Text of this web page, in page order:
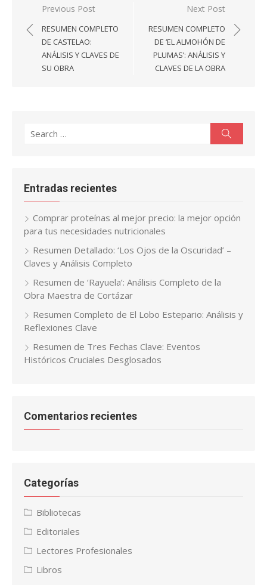
Navegación
de
entradas
Previous Post
RESUMEN COMPLETO
DE CASTELAO:
ANÁLISIS Y CLAVES DE
SU OBRA
Next Post
RESUMEN COMPLETO
DE ‘EL ALMOHÓN DE
PLUMAS’: ANÁLISIS Y
CLAVES DE LA OBRA
Search
Entradas recientes
Comprar proteínas al mejor precio: la mejor opción
para tus necesidades nutricionales
Resumen Detallado: ‘Los Ojos de la Oscuridad’ –
Claves y Análisis Completo
Resumen de ‘Rayuela’: Análisis Completo de la
Obra Maestra de Cortázar
Resumen Completo de El Lobo Estepario: Análisis y
Reflexiones Clave
Resumen de Tres Fechas Clave: Eventos
Históricos Cruciales Desglosados
Comentarios recientes
Categorías
Bibliotecas
Editoriales
Lectores Profesionales
Libros